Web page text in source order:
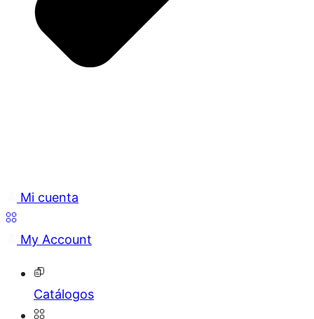
Mi cuenta
My Account
Catálogos